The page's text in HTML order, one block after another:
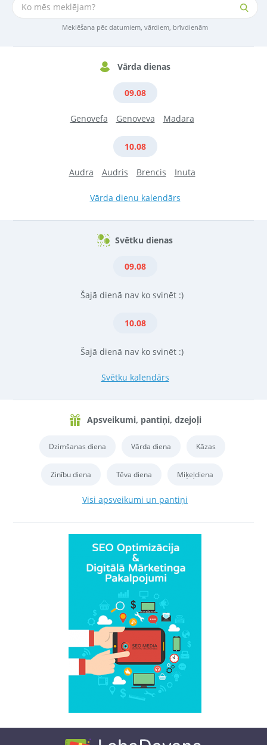
Meklēšana pēc datumiem, vārdiem, brīvdienām
Vārda dienas
09.08
Genovefa Genoveva Madara
10.08
Audra Audris Brencis Inuta
Vārda dienu kalendārs
Svētku dienas
09.08
Šajā dienā nav ko svinēt :)
10.08
Šajā dienā nav ko svinēt :)
Svētku kalendārs
Apsveikumi, pantiņi, dzejoļi
Dzimšanas diena Vārda diena Kāzas
Zinību diena Tēva diena Miķeļdiena
Visi apsveikumi un pantiņi